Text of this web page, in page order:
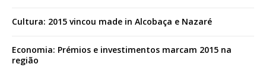
Cultura: 2015 vincou made in Alcobaça e Nazaré
Economia: Prémios e investimentos marcam 2015 na
região